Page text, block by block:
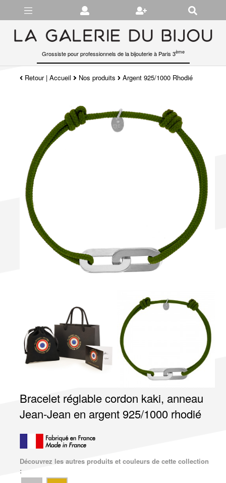
Grossiste pour professionnels de la bijouterie à Paris 3ème
Retour|Accueil Nos produits Argent 925/1000 Rhodié
Bracelet réglable cordon kaki, anneau
Jean-Jean en argent 925/1000 rhodié
Découvrez les autres produits et couleurs de cette collection
:
Gérer les préférences en matière de cookies